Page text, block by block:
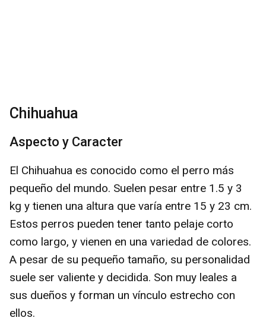
Chihuahua
Aspecto y Caracter
El Chihuahua es conocido como el perro más
pequeño del mundo. Suelen pesar entre 1.5 y 3
kg y tienen una altura que varía entre 15 y 23 cm.
Estos perros pueden tener tanto pelaje corto
como largo, y vienen en una variedad de colores.
A pesar de su pequeño tamaño, su personalidad
suele ser valiente y decidida. Son muy leales a
sus dueños y forman un vínculo estrecho con
ellos.